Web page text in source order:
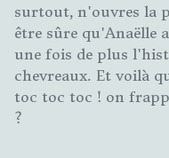
surtout, n'ouvres la
être sûre qu'Anaëlle
une fois de plus
chevreaux. Et voilà
toc toc toc ! on
?